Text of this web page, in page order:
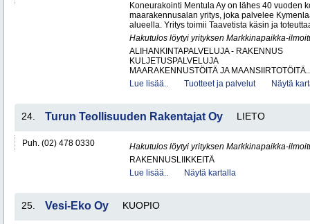
Koneurakointi Mentula Ay on lähes 40 vuoden
maarakennusalan yritys, joka palvelee
alueella. Yritys toimii Taavetista käsin ja
Hakutulos löytyi yrityksen Markkinapaikka-
ALIHANKINTAPALVELUJA - RAKENNUS
KULJETUSPALVELUJA
MAARAKENNUSTÖITÄ JA MAANSIIRTOTÖITÄ..
Lue lisää..
Tuotteet ja palvelut Näytä
24. Turun Teollisuuden Rakentajat Oy LIETO
Puh. (02) 478 0330
Hakutulos löytyi yrityksen Markkinapaikka-
RAKENNUSLIIKKEITÄ
Lue lisää..
Näytä kartalla
25. Vesi-Eko Oy KUOPIO